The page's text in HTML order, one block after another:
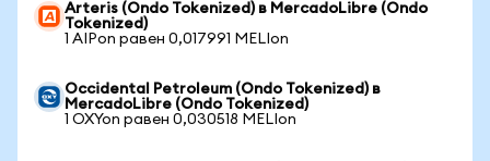
Arteris (Ondo Tokenized) в MercadoLibre (Ondo
Tokenized)
1 AIPon равен 0,017991 MELIon
Occidental Petroleum (Ondo Tokenized) в
MercadoLibre (Ondo Tokenized)
1 OXYon равен 0,030518 MELIon